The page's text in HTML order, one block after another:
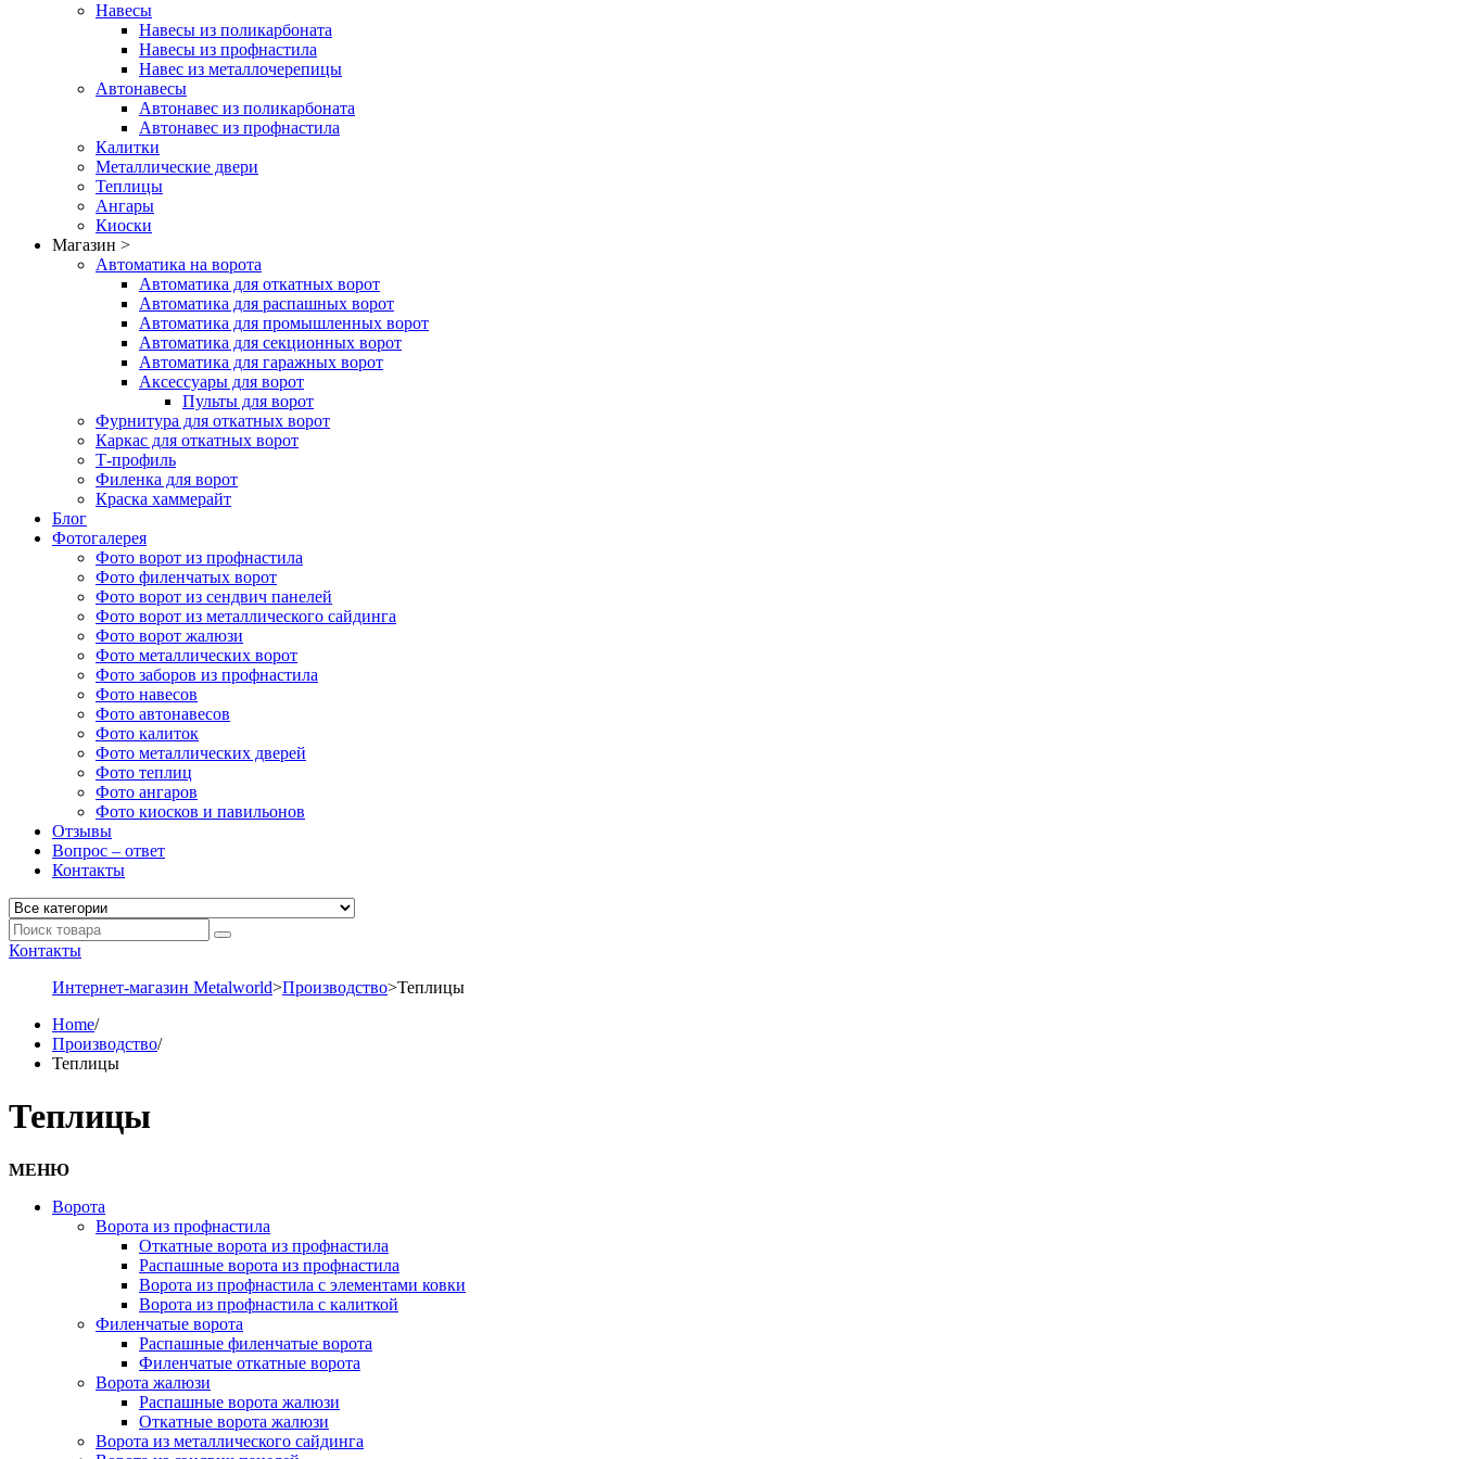
Навесы
Навесы из поликарбоната
Навесы из профнастила
Навес из металлочерепицы
Автонавесы
Автонавес из поликарбоната
Автонавес из профнастила
Калитки
Металлические двери
Теплицы
Ангары
Киоски
Магазин >
Автоматика на ворота
Автоматика для откатных ворот
Автоматика для распашных ворот
Автоматика для промышленных ворот
Автоматика для секционных ворот
Автоматика для гаражных ворот
Аксессуары для ворот
Пульты для ворот
Фурнитура для откатных ворот
Каркас для откатных ворот
Т-профиль
Филенка для ворот
Краска хаммерайт
Блог
Фотогалерея
Фото ворот из профнастила
Фото филенчатых ворот
Фото ворот из сендвич панелей
Фото ворот из металлического сайдинга
Фото ворот жалюзи
Фото металлических ворот
Фото заборов из профнастила
Фото навесов
Фото автонавесов
Фото калиток
Фото металлических дверей
Фото теплиц
Фото ангаров
Фото киосков и павильонов
Отзывы
Вопрос – ответ
Контакты
Контакты
Интернет-магазин Metalworld>Производство>Теплицы
Home/
Производство/
Теплицы
Теплицы
МЕНЮ
Ворота
Ворота из профнастила
Откатные ворота из профнастила
Распашные ворота из профнастила
Ворота из профнастила с элементами ковки
Ворота из профнастила с калиткой
Филенчатые ворота
Распашные филенчатые ворота
Филенчатые откатные ворота
Ворота жалюзи
Распашные ворота жалюзи
Откатные ворота жалюзи
Ворота из металлического сайдинга